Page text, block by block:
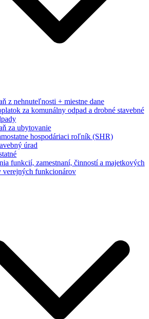
z nehnuteľnosti + miestne dane
za komunálny odpad a drobné stavebné
za ubytovanie
hospodáriaci roľník (SHR)
úrad
funkcií, zamestnaní, činností a majetkových
verejných funkcionárov